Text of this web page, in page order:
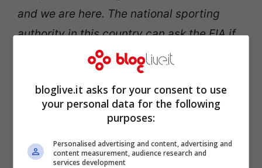
and we are here. The national sporting
authority in this country can ask the FIA if
they want to call the race off.”
bloglive.it asks for your consent to use
your personal data for the following
purposes:
Personalised advertising and content, advertising and
content measurement, audience research and
services development